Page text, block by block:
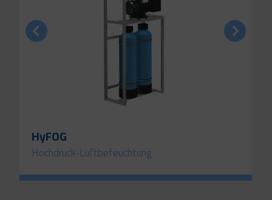
HyFOG
Hochdruck-Luftbefeuchtung